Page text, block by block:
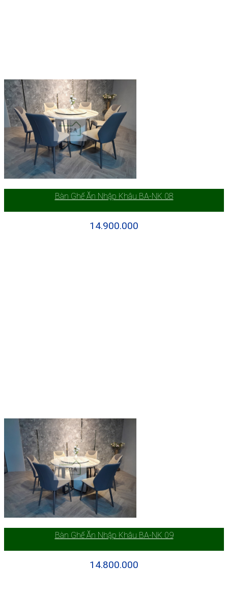
Bàn Ghế Ăn Nhập Khâu BA-NK 08
14.900.000
Bàn Ghế Ăn Nhập Khâu BA-NK 09
14.800.000